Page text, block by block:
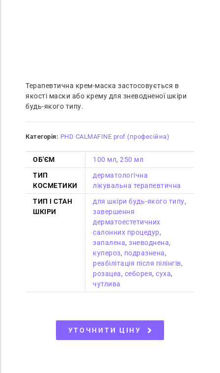
Терапевтична крем-маска застосовується в
якості маски або крему для зневодненої шкіри
будь-якого типу.
Категорія: PHD CALMAFINE prof (професійна)
ОБ'ЄМ 100 мл,250 мл
ТИП
КОСМЕТИКИ
дерматологічна
лікувальна терапевтична
ТИП І СТАН
ШКІРИ
для шкіри будь-якого типу,
завершення
дерматоестетичних
салонних процедур,
запалена,зневоднена,
купероз, подразнена,
реабілітація після пілінгів,
розацеа, себорея,суха,
чутлива
УТОЧНИТИ ЦІНУ